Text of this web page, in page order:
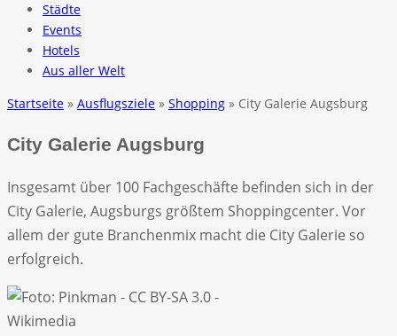
Städte
Events
Hotels
Aus aller Welt
Startseite » Ausflugsziele » Shopping » City Galerie Augsburg
City Galerie Augsburg
Insgesamt über 100 Fachgeschäfte befinden sich in der
City Galerie, Augsburgs größtem Shoppingcenter. Vor
allem der gute Branchenmix macht die City Galerie so
erfolgreich.